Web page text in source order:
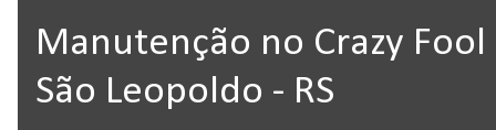
Manutenção no Crazy
São Leopoldo - RS